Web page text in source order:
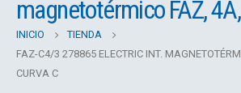
magnetotérmico FAZ,
INICIO
TIENDA
FAZ-C4/3 278865 ELECTRIC INT.
CURVA C